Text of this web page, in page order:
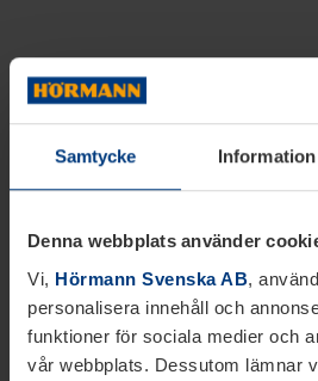
Samtycke Information
Denna webbplats använder
Vi, Hörmann Svenska AB,
personalisera innehåll och
funktioner för sociala medier och
vår webbplats. Dessutom lämnar